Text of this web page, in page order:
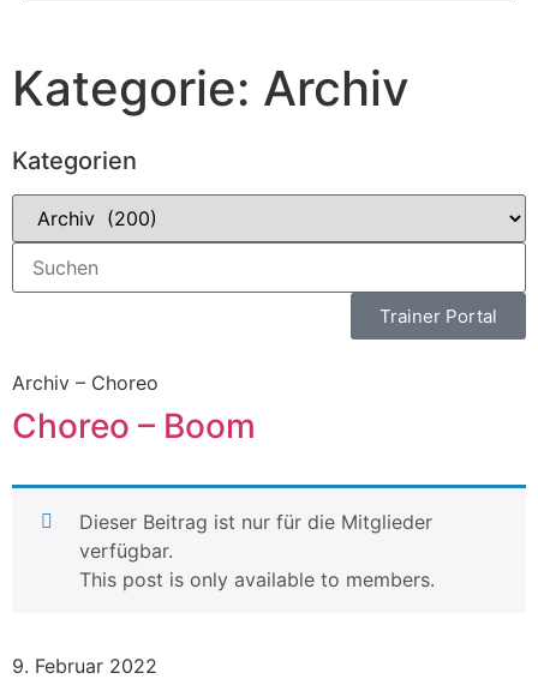
Kategorie: Archiv
Kategorien
Trainer Portal
Archiv – Choreo
Choreo – Boom
Dieser Beitrag ist nur für die Mitglieder
verfügbar.
This post is only available to members.
9. Februar 2022